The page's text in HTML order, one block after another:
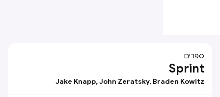
ספרים
Sprint
Jake Knapp, John Zeratsky, Braden Kowitz